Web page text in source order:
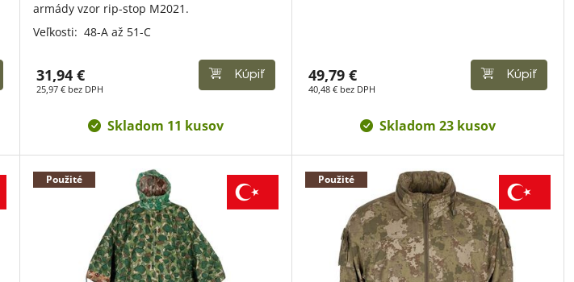
armády vzor rip-stop M2021.
Veľkosti: 48-A až 51-C
31,94 €
25,97 € bez DPH
Kúpiť
Skladom 11 kusov
49,79 €
40,48 € bez DPH
Kúpiť
Skladom 23 kusov
Použité Použité